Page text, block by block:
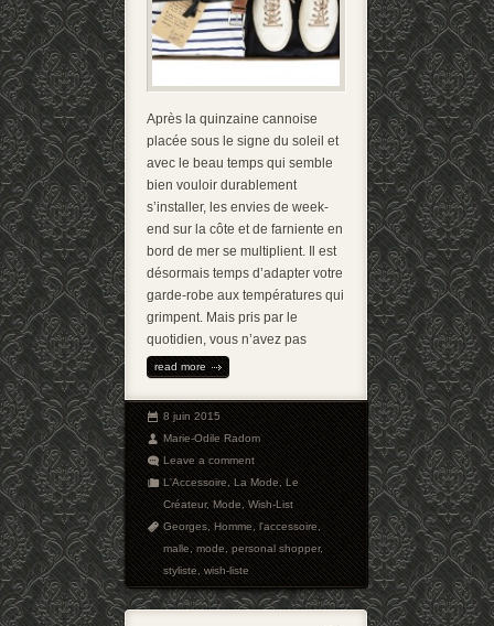
Après la quinzaine cannoise
placée sous le signe du soleil et
avec le beau temps qui semble
bien vouloir durablement
s’installer, les envies de week-
end sur la côte et de farniente en
bord de mer se multiplient. Il est
désormais temps d’adapter votre
garde-robe aux températures qui
grimpent. Mais pris par le
quotidien, vous n’avez pas
read more
8 juin 2015
Marie-Odile Radom
Leave a comment
L'Accessoire,La Mode,Le
Créateur,Mode,Wish-List
Georges,Homme,l'accessoire,
malle,mode,personal shopper,
styliste,wish-liste